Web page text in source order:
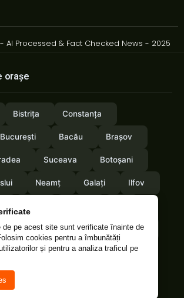
de pe acest site sunt verificate înainte de
cookies pentru a îmbunătăți
și pentru a analiza traficul pe
AI Processed & Fact Checked News - 2025
orașe
Bistrița Constanța
București Bacău Brașov
Suceava Botoșani
Neamț Galați Ilfov
Vrancea Satumare
Calarasi Caras-Severin
Giurgiu